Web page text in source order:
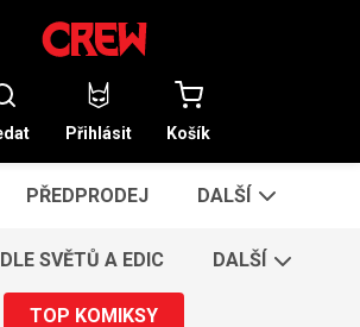
Přihlásit Košík
PŘEDPRODEJ DALŠÍ
DLE SVĚTŮ A EDIC DALŠÍ
TOP KOMIKSY